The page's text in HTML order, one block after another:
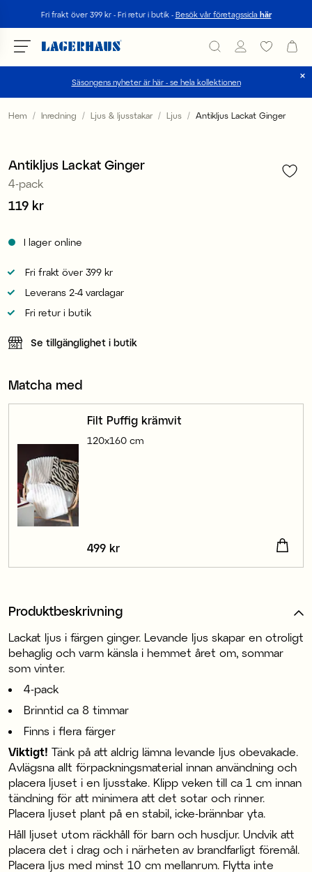
Fri frakt över 399 kr - Fri retur i butik - Besök vår företagssida här
Säsongens nyheter är här - se hela kollektionen
Välj språk / valuta
FI / EUR
Hem Inredning Ljus & ljusstakar Ljus
Antikljus Lackat Ginger
Antikljus Lackat Ginger
4-pack
Pris :119 kr
119 kr
I lager online
Fri frakt över 399 kr
Leverans 2-4 vardagar
Fri retur i butik
Se tillgänglighet i butik
Matcha med
Filt Puffig krämvit
120x160 cm
Pris :499 kr
499 kr
Produktbeskrivning
Lackat ljus i färgen ginger. Levande ljus skapar en otroligt
behaglig och varm känsla i hemmet året om, sommar
som vinter.
4-pack
Brinntid ca 8 timmar
Finns i flera färger
Viktigt! Tänk på att aldrig lämna levande ljus obevakade.
Avlägsna allt förpackningsmaterial innan användning och
placera ljuset i en ljusstake. Klipp veken till ca 1 cm innan
tändning för att minimera att det sotar och rinner.
Placera ljuset plant på en stabil, icke-brännbar yta.
Håll ljuset utom räckhåll för barn och husdjur. Undvik att
placera det i drag och i närheten av brandfarligt föremål.
Placera ljus med minst 10 cm mellanrum. Flytta inte